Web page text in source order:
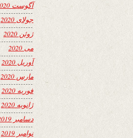
آگوست 2020
جولای 2020
ژوئن 2020
می 2020
آوریل 2020
مارس 2020
فوریه 2020
ژانویه 2020
دسامبر 2019
نوامبر 2019